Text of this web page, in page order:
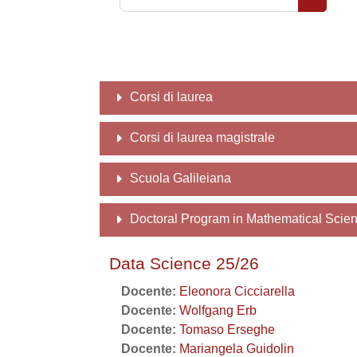
Corsi di laurea
Corsi di laurea magistrale
Scuola Galileiana
Doctoral Program in Mathematical
Data Science 25/26
Docente: Eleonora Cicciarella
Docente: Wolfgang Erb
Docente: Tomaso Erseghe
Docente: Mariangela Guidolin